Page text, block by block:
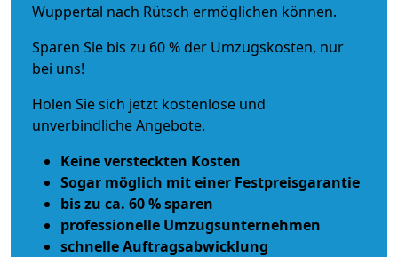
Wuppertal nach Rütsch ermöglichen können.
Sparen Sie bis zu 60 % der Umzugskosten, nur
bei uns!
Holen Sie sich jetzt kostenlose und
unverbindliche Angebote.
Keine versteckten Kosten
Sogar möglich mit einer Festpreisgarantie
bis zu ca. 60 % sparen
professionelle Umzugsunternehmen
schnelle Auftragsabwicklung